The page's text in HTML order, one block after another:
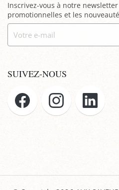
Inscrivez-vous à notre
promotionnelles et les
SUIVEZ-NOUS